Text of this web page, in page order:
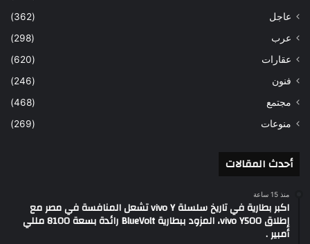
عاجل
(362)
عرب
(298)
عقارات
(620)
فنون
(246)
مجتمع
(468)
منوعات
(269)
أحدث المقالات
منذ 15 ساعة
اكبر بطارية في تاريخ سلسلة vivo Y تشعل المنافسة في مصر مع
إطلاق vivo Y500، المزود ببطارية BlueVolt رائدة بسعة 8100 مللي
أمبير .